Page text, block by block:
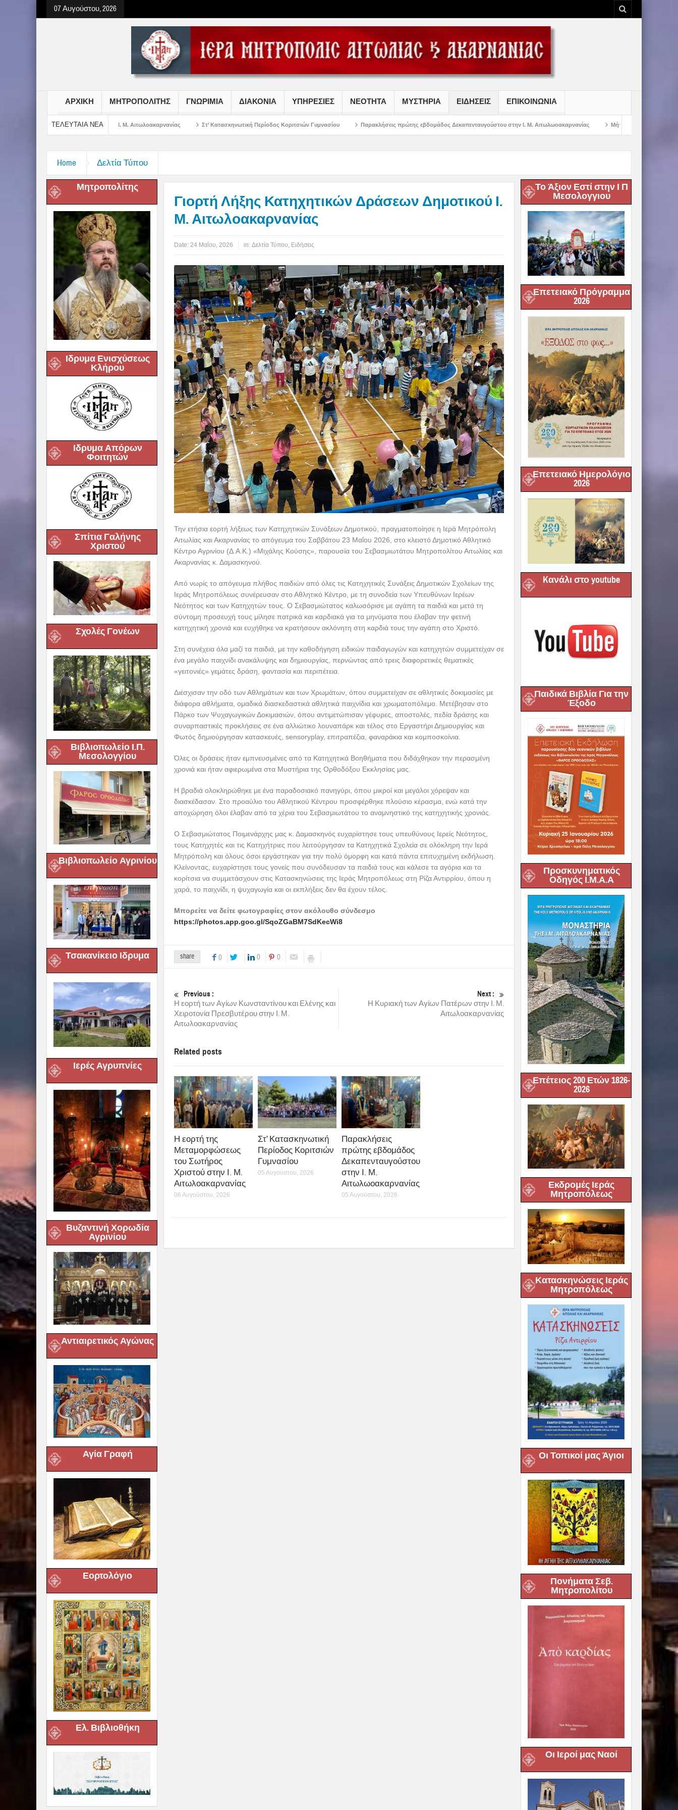
07 Αυγούστου, 2026
ΑΡΧΙΚΗ ΜΗΤΡΟΠΟΛΙΤΗΣ ΓΝΩΡΙΜΙΑ ΔΙΑΚΟΝΙΑ ΥΠΗΡΕΣΙΕΣ ΝΕΟΤΗΤΑ ΜΥΣΤΗΡΙΑ ΕΙΔΗΣΕΙΣ ΕΠΙΚΟΙΝΩΝΙΑ
ΤΕΛΕΥΤΑΙΑ ΝΕΑ
Χριστού στην Ι. Μ. Αιτωλοακαρνανίας Στ’ Κατασκηνωτική Περίοδος Κοριτσιών Γυμνασίου Παρακλήσεις πρώτης εβδομάδος Δεκαπενταυγούστου στην Ι. Μ. Αιτωλωοακαρνανίας Μήνυμα Σεβασμιωτάτου Μητροπολίτου
Home Δελτία Τύπου
Μητροπολίτης
Ιδρυμα Ενισχύσεως
Κλήρου
Ιδρυμα Απόρων
Φοιτητών
Σπίτια Γαλήνης
Χριστού
Σχολές Γονέων
Βιβλιοπωλείο Ι.Π.
Μεσολογγίου
Βιβλιοπωλείο Αγρινίου
Τσακανίκειο Ιδρυμα
Ιερές Αγρυπνίες
Βυζαντινή Χορωδία
Αγρινίου
Αντιαιρετικός Αγώνας
Αγία Γραφή
Εορτολόγιο
Ελ. Βιβλιοθήκη
Γιορτή Λήξης Κατηχητικών Δράσεων Δημοτικού Ι.
Μ. Αιτωλοακαρνανίας
Date: 24 Μαΐου, 2026 in: Δελτία Τύπου, Ειδήσεις
Την ετήσια εορτή λήξεως των Κατηχητικών Συνάξεων Δημοτικού, πραγματοποίησε η Ιερά Μητρόπολη
Αιτωλίας και Ακαρνανίας το απόγευμα του Σαββάτου 23 Μαΐου 2026, στο κλειστό Δημοτικό Αθλητικό
Κέντρο Αγρινίου (Δ.Α.Κ.) «Μιχάλης Κούσης», παρουσία του Σεβασμιωτάτου Μητροπολίτου Αιτωλίας και
Ακαρνανίας κ. Δαμασκηνού.
Από νωρίς το απόγευμα πλήθος παιδιών από όλες τις Κατηχητικές Συνάξεις Δημοτικών Σχολείων της
Ιεράς Μητροπόλεως συνέρευσαν στο Αθλητικό Κέντρο, με τη συνοδεία των Υπευθύνων Ιερέων
Νεότητος και των Κατηχητών τους. Ο Σεβασμιώτατος καλωσόρισε με αγάπη τα παιδιά και μετά τη
σύντομη προσευχή τους μίλησε πατρικά και καρδιακά για τα μηνύματα που έλαβαν την φετινή
κατηχητική χρονιά και ευχήθηκε να κρατήσουν ακλόνητη στη καρδιά τους την αγάπη στο Χριστό.
Στη συνέχεια όλα μαζί τα παιδιά, με την καθοδήγηση ειδικών παιδαγωγών και κατηχητών συμμετείχαν σε
ένα μεγάλο παιχνίδι ανακάλυψης και δημιουργίας, περνώντας από τρεις διαφορετικές θεματικές
«γειτονιές» γεμάτες δράση, φαντασία και περιπέτεια.
Διέσχισαν την οδό των Αθλημάτων και των Χρωμάτων, όπου συμμετείχαν σε αθλητικές δοκιμασίες με
διάφορα αθλήματα, ομαδικά διασκεδαστικά αθλητικά παιχνίδια και χρωματοπόλεμο. Μετέβησαν στο
Πάρκο των Ψυχαγωγικών Δοκιμασιών, όπου αντιμετώπισαν γέφυρες, αποστολές, πεδία δράσης και
συναρπαστικές προκλήσεις σε ένα αλλιώτικο λουναπάρκ και τέλος στο Εργαστήρι Δημιουργίας και
Φωτός δημιούργησαν κατασκευές, sensoryplay, επιτραπέζια, φαναράκια και κομποσκοίνια.
Όλες οι δράσεις ήταν εμπνευσμένες από τα Κατηχητικά Βοηθήματα που διδάχθηκαν την περασμένη
χρονιά και ήταν αφιερωμένα στα Μυστήρια της Ορθοδόξου Εκκλησίας μας.
Η βραδιά ολοκληρώθηκε με ένα παραδοσιακό πανηγύρι, όπου μικροί και μεγάλοι χόρεψαν και
διασκέδασαν. Στο προαύλιο του Αθλητικού Κέντρου προσφέρθηκε πλούσιο κέρασμα, ενώ κατά την
αποχώρηση όλοι έλαβαν από τα χέρια του Σεβασμιωτάτου το αναμνηστικό της κατηχητικής χρονιάς.
Ο Σεβασμιώτατος Ποιμενάρχης μας κ. Δαμασκηνός ευχαρίστησε τους υπευθύνους Ιερείς Νεότητος,
τους Κατηχητές και τις Κατηχήτριες που λειτούργησαν τα Κατηχητικά Σχολεία σε ολόκληρη την Ιερά
Μητρόπολη και όλους όσοι εργάστηκαν για την πολύ όμορφη και κατά πάντα επιτυχημένη εκδήλωση.
Κλείνοντας, ευχαρίστησε τους γονείς που συνόδευσαν τα παιδιά τους και κάλεσε τα αγόρια και τα
κορίτσια να συμμετάσχουν στις Κατασκηνώσεις της Ιεράς Μητροπόλεως στη Ρίζα Αντιρρίου, όπου η
χαρά, το παιχνίδι, η ψυχαγωγία και οι εκπλήξεις δεν θα έχουν τέλος.
Μπορείτε να δείτε φωτογραφίες στον ακόλουθο σύνδεσμο
https://photos.app.goo.gl/SqoZGaBM7SdKecWi8
share 0 0 0
Previous :
Η εορτή των Αγίων Κωνσταντίνου και Ελένης και
Χειροτονία Πρεσβυτέρου στην Ι. Μ.
Αιτωλοακαρνανίας
Next :
Η Κυριακή των Αγίων Πατέρων στην Ι. Μ.
Αιτωλοακαρνανίας
Related posts
Η εορτή της
Μεταμορφώσεως
του Σωτήρος
Χριστού στην Ι. Μ.
Αιτωλοακαρνανίας
06 Αυγούστου, 2026
Στ’ Κατασκηνωτική
Περίοδος Κοριτσιών
Γυμνασίου
05 Αυγούστου, 2026
Παρακλήσεις
πρώτης εβδομάδος
Δεκαπενταυγούστου
στην Ι. Μ.
Αιτωλωοακαρνανίας
05 Αυγούστου, 2026
Το Άξιον Εστί στην Ι Π
Μεσολογγιου
Επετειακό Πρόγραμμα
2026
Επετειακό Ημερολόγιο
2026
Kανάλι στο youtube
Παιδικά Βιβλία Για την
Έξοδο
Προσκυνηματικός
Οδηγός Ι.Μ.Α.Α
Επέτειος 200 Ετών 1826-
2026
Εκδρομές Ιεράς
Μητροπόλεως
Κατασκηνώσεις Ιεράς
Μητροπόλεως
Οι Τοπικοί μας Άγιοι
Πονήματα Σεβ.
Μητροπολίτου
Οι Ιεροί μας Ναοί